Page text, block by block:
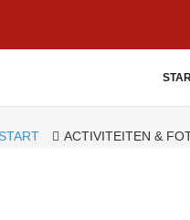
START ACTIVITEITEN &